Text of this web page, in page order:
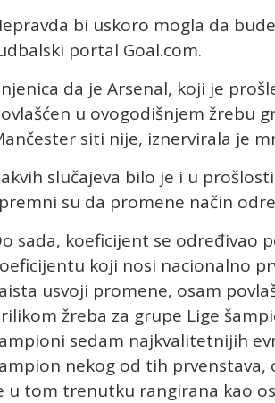
bi uskoro mogla da
portal Goal.com.
da je Arsenal, koji je
u ovogodišnjem žrebu
siti nije, iznervirala je
slučajeva bilo je i u
su da promene način
sada, koeficijent se određivao
koji nosi nacionalno
usvoji promene, osam
žreba za grupe Lige
sedam najkvalitetnijih
nekog od tih prvenstava,
u tom trenutku rangirana kao